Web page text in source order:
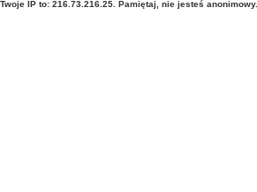
Twoje IP to: 216.73.216.25. Pamiętaj, nie jesteś anonimowy.